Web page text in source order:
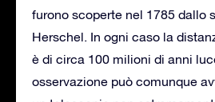
furono scoperte nel 1785 dallo
Herschel. In ogni caso la
è di circa 100 milioni di anni
osservazione può comunque